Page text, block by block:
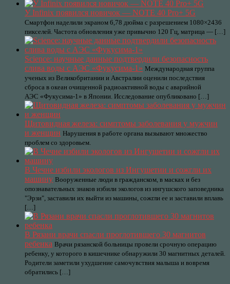
У Infinix появился новичок — NOTE 40 Pro+ 5G
Смартфон наделили экраном 6,78 дюйма с разрешением 1080×2436
пикселей. Частота обновления уже привычно 120 Гц, матрица — […]
Science: научные данные подтвердили безопасность
слива воды с АЭС «Фукусима-1» Международная группа
ученых из Великобритании и Австралии оценили последствия
сброса в океан очищенной радиоактивной воды с аварийной
АЭС «Фукусима-1» в Японии. Исследование опубликовано […]
Щитовидная железа: симптомы заболевания у мужчин
и женщин Нарушения в работе органа вызывают множество
проблем со здоровьем.
В Чечне избили экологов из Ингушетии и сожгли их
машину Вооруженные люди в гражданском, в масках и без
опознавательных знаков избили экологов из ингушского заповедника
"Эрзи", заставили их выйти из машины, сожгли ее и заставили вплавь
[…]
В Рязани врачи спасли проглотившего 30 магнитов
ребенка Врачи рязанской больницы провели срочную операцию
ребенку, у которого в кишечнике обнаружили 30 магнитных деталей.
Родители заметили ухудшение самочувствия малыша и вовремя
обратились […]